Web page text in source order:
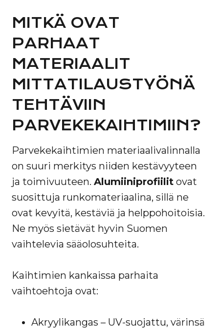
MITKÄ OVAT
PARHAAT
MATERIAALIT
MITTATILAUSTYÖNÄ
TEHTÄVIIN
PARVEKEKAIHTIMIIN?
Parvekekaihtimien materiaalivalinnalla
on suuri merkitys niiden kestävyyteen
ja toimivuuteen. Alumiiniprofiilit ovat
suosittuja runkomateriaalina, sillä ne
ovat kevyitä, kestäviä ja helppohoitoisia.
Ne myös sietävät hyvin Suomen
vaihtelevia sääolosuhteita.
Kaihtimien kankaissa parhaita
vaihtoehtoja ovat:
Akryylikangas – UV-suojattu, värinsä